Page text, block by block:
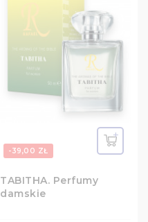
-39,00 ZŁ
TABITHA. Perfumy
damskie